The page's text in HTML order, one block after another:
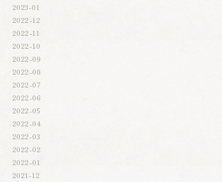
2023-01
2022-12
2022-11
2022-10
2022-09
2022-08
2022-07
2022-06
2022-05
2022-04
2022-03
2022-02
2022-01
2021-12